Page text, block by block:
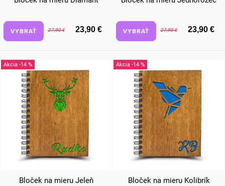
u
k
t
27,90 € 23,90 €
VYBRAŤ 27,90 € 23,90 €
VYBRAŤ
-14 %
Bloček na mieru Jeleň
-14 %
Bloček na mieru Kolibrík